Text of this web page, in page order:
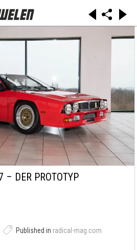
– DER PROTOTYP
Published in radical-mag.com